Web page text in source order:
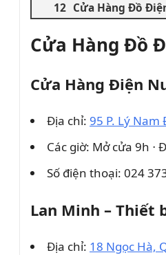
Cửa Hàng Đồ
Cửa Hàng Đồ
Cửa Hàng Điện
Địa chỉ: 95 P. Lý
Các giờ: Mở cửa 9h ⋅
Số điện thoại: 024
Lan Minh – Thiết
Địa chỉ: 18 Ngọc Hà,